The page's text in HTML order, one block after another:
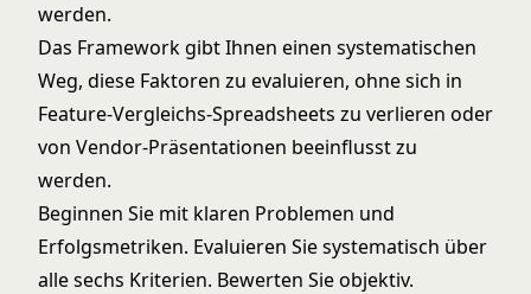
werden.
Das Framework gibt Ihnen einen systematischen
Weg, diese Faktoren zu evaluieren, ohne sich in
Feature-Vergleichs-Spreadsheets zu verlieren oder
von Vendor-Präsentationen beeinflusst zu
werden.
Beginnen Sie mit klaren Problemen und
Erfolgsmetriken. Evaluieren Sie systematisch über
alle sechs Kriterien. Bewerten Sie objektiv.